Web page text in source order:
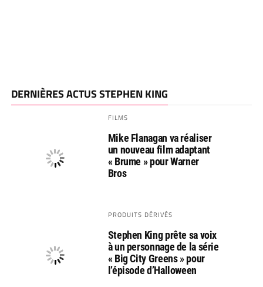
DERNIÈRES ACTUS STEPHEN KING
FILMS
Mike Flanagan va réaliser
un nouveau film adaptant
« Brume » pour Warner
Bros
PRODUITS DÉRIVÉS
Stephen King prête sa voix
à un personnage de la série
« Big City Greens » pour
l’épisode d’Halloween